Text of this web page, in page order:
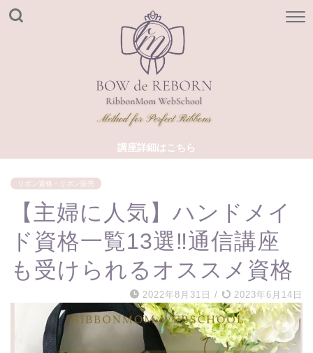
講座詳細はこちら
リボン資格・リボン販売
【主婦に人気】ハンドメイ
ド資格一覧13選‼通信講座
も受けられるオススメ資格
2022年8月31日 / 2023年6月14日